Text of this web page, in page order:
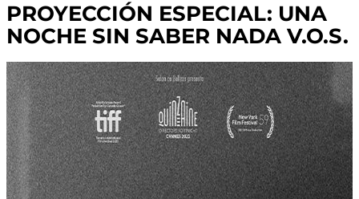
PROYECCIÓN ESPECIAL: UNA
NOCHE SIN SABER NADA V.O.S.